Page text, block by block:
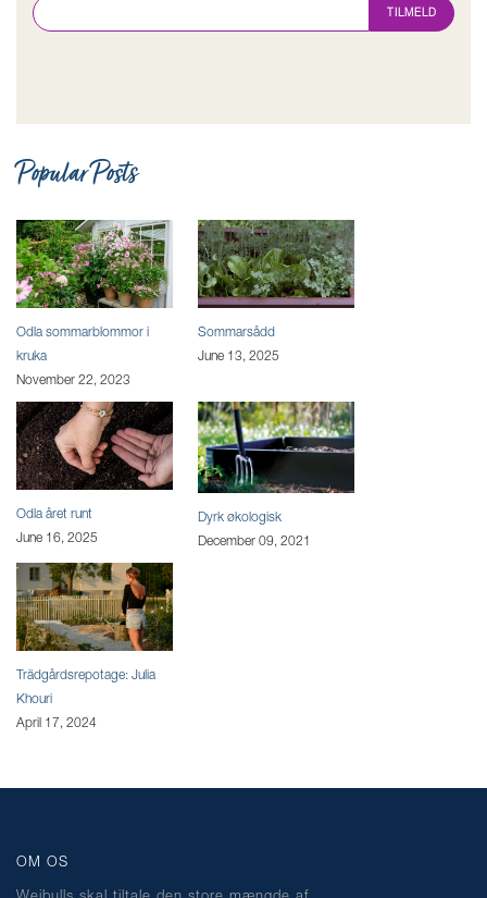
TILMELD
Popular Posts
Odla sommarblommor i
kruka
November 22, 2023
Sommarsådd
June 13, 2025
Odla året runt
June 16, 2025
Dyrk økologisk
December 09, 2021
Trädgårdsrepotage: Julia
Khouri
April 17, 2024
OM OS